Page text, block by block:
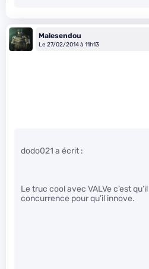
Malesendou
Le 27/02/2014 à 11h13
dodo021 a écrit :
Le truc cool avec VALVe c’est
concurrence pour qu’il innove.